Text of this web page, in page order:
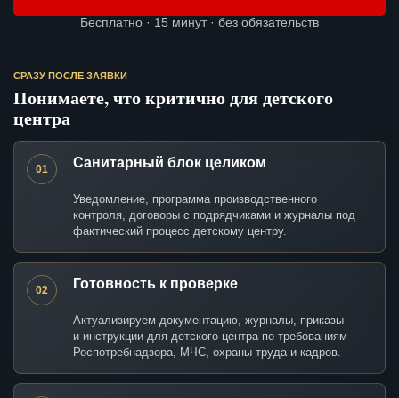
Бесплатно · 15 минут · без обязательств
СРАЗУ ПОСЛЕ ЗАЯВКИ
Понимаете, что критично для детского
центра
01 Санитарный блок целиком
Уведомление, программа производственного
контроля, договоры с подрядчиками и журналы под
фактический процесс детскому центру.
02 Готовность к проверке
Актуализируем документацию, журналы, приказы
и инструкции для детского центра по требованиям
Роспотребнадзора, МЧС, охраны труда и кадров.